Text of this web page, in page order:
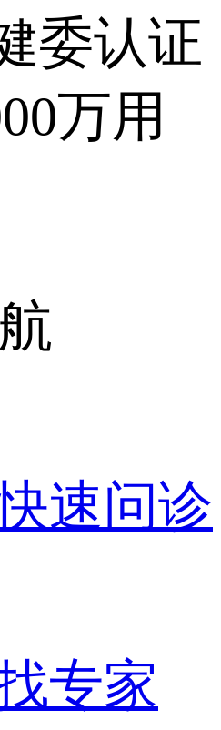
委认证
万用
速问诊
专家